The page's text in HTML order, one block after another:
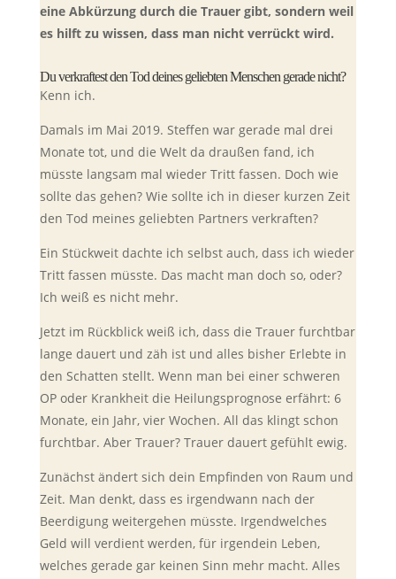
eine Abkürzung durch die Trauer gibt, sondern weil
es hilft zu wissen, dass man nicht verrückt wird.
Du verkraftest den Tod deines geliebten Menschen gerade nicht?
Kenn ich.
Damals im Mai 2019. Steffen war gerade mal drei
Monate tot, und die Welt da draußen fand, ich
müsste langsam mal wieder Tritt fassen. Doch wie
sollte das gehen? Wie sollte ich in dieser kurzen Zeit
den Tod meines geliebten Partners verkraften?
Ein Stückweit dachte ich selbst auch, dass ich wieder
Tritt fassen müsste. Das macht man doch so, oder?
Ich weiß es nicht mehr.
Jetzt im Rückblick weiß ich, dass die Trauer furchtbar
lange dauert und zäh ist und alles bisher Erlebte in
den Schatten stellt. Wenn man bei einer schweren
OP oder Krankheit die Heilungsprognose erfährt: 6
Monate, ein Jahr, vier Wochen. All das klingt schon
furchtbar. Aber Trauer? Trauer dauert gefühlt ewig.
Zunächst ändert sich dein Empfinden von Raum und
Zeit. Man denkt, dass es irgendwann nach der
Beerdigung weitergehen müsste. Irgendwelches
Geld will verdient werden, für irgendein Leben,
welches gerade gar keinen Sinn mehr macht. Alles